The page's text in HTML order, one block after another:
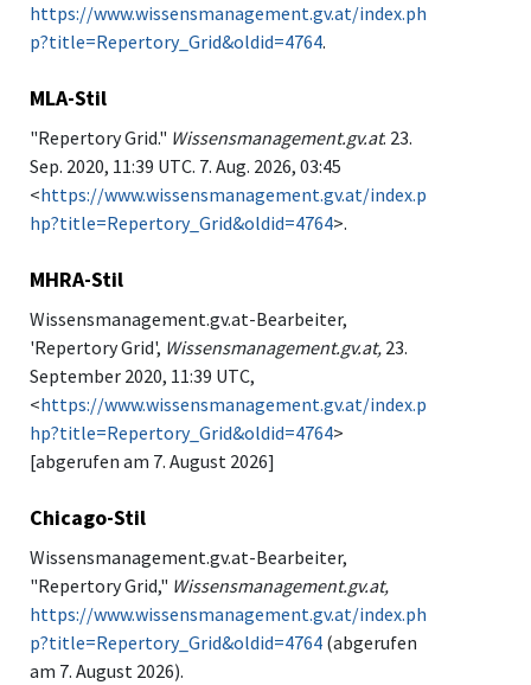
https://www.wissensmanagement.gv.at/index.ph
p?title=Repertory_Grid&oldid=4764.
MLA-Stil
"Repertory Grid." Wissensmanagement.gv.at. 23.
Sep. 2020, 11:39 UTC. 7. Aug. 2026, 03:45
<https://www.wissensmanagement.gv.at/index.p
hp?title=Repertory_Grid&oldid=4764>.
MHRA-Stil
Wissensmanagement.gv.at-Bearbeiter,
'Repertory Grid', Wissensmanagement.gv.at, 23.
September 2020, 11:39 UTC,
<https://www.wissensmanagement.gv.at/index.p
hp?title=Repertory_Grid&oldid=4764>
[abgerufen am 7. August 2026]
Chicago-Stil
Wissensmanagement.gv.at-Bearbeiter,
"Repertory Grid," Wissensmanagement.gv.at,
https://www.wissensmanagement.gv.at/index.ph
p?title=Repertory_Grid&oldid=4764 (abgerufen
am 7. August 2026).